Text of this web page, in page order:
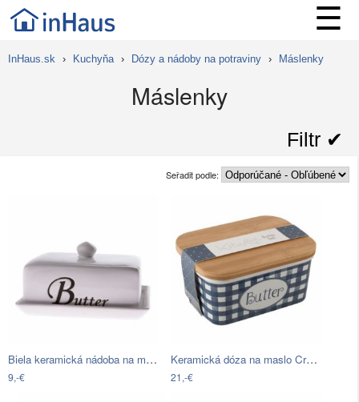
☰
InHaus.sk › Kuchyňa › Dózy a nádoby na potraviny › Máslenky
Máslenky
Filtr ✔︎
Seřadit podle:
Biela keramická nádoba na maslo Dakls
9,-€
Keramická dóza na maslo Creative Tops…
21,-€